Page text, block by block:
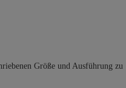
Größe und Ausführung zu